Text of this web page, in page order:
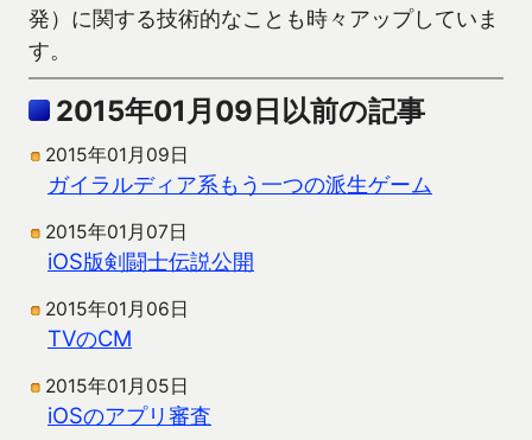
発）に関する技術的なことも時々アップしていま
す。
2015年01月09日以前の記事
2015年01月09日
ガイラルディア系もう一つの派生ゲーム
2015年01月07日
iOS版剣闘士伝説公開
2015年01月06日
TVのCM
2015年01月05日
iOSのアプリ審査